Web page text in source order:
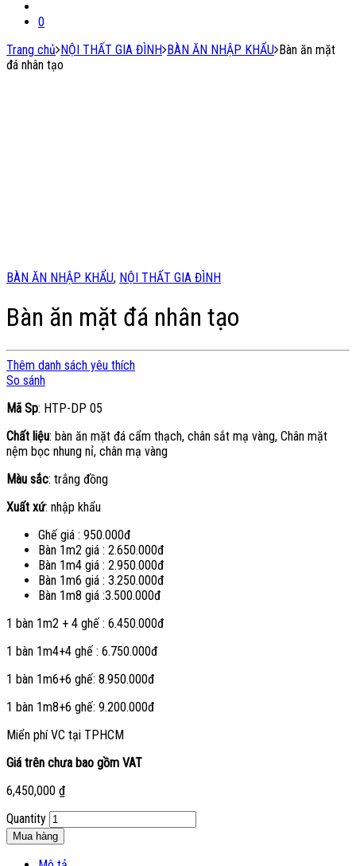
0
Trang chủ NỘI THẤT GIA ĐÌNH BÀN ĂN NHẬP KHẨU Bàn ăn mặt
đá nhân tạo
BÀN ĂN NHẬP KHẨU, NỘI THẤT GIA ĐÌNH
Bàn ăn mặt đá nhân tạo
Thêm danh sách yêu thích
So sánh
Mã Sp: HTP-DP 05
Chất liệu: bàn ăn mặt đá cẩm thạch, chân sắt mạ vàng, Chân mặt
nệm bọc nhung nỉ, chân mạ vàng
Màu sắc: trắng đồng
Xuất xứ: nhập khẩu
Ghế giá : 950.000đ
Bàn 1m2 giá : 2.650.000đ
Bàn 1m4 giá : 2.950.000đ
Bàn 1m6 giá : 3.250.000đ
Bàn 1m8 giá :3.500.000đ
1 bàn 1m2 + 4 ghế : 6.450.000đ
1 bàn 1m4+4 ghế : 6.750.000đ
1 bàn 1m6+6 ghế: 8.950.000đ
1 bàn 1m8+6 ghế: 9.200.000đ
Miển phí VC tại TPHCM
Giá trên chưa bao gồm VAT
6,450,000 ₫
Quantity
Mua hàng